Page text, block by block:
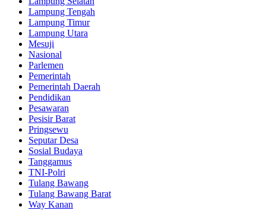
Lampung Tengah
Lampung Timur
Lampung Utara
Mesuji
Nasional
Parlemen
Pemerintah
Pemerintah Daerah
Pendidikan
Pesawaran
Pesisir Barat
Pringsewu
Seputar Desa
Sosial Budaya
Tanggamus
TNI-Polri
Tulang Bawang
Tulang Bawang Barat
Way Kanan